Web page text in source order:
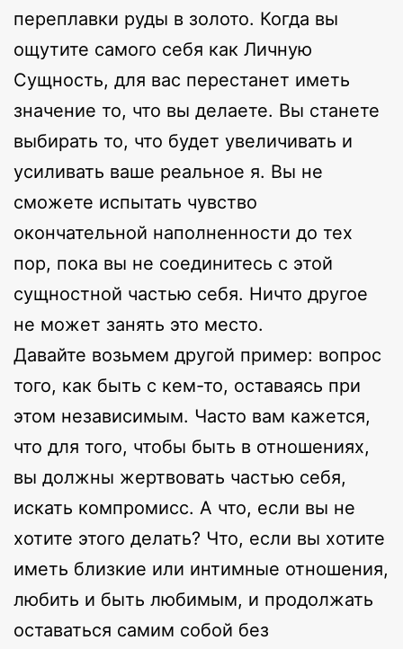
переплавки руды в золото. Когда вы
ощутите самого себя как Личную
Сущность, для вас перестанет иметь
значение то, что вы делаете. Вы станете
выбирать то, что будет увеличивать и
усиливать ваше реальное я. Вы не
сможете испытать чувство
окончательной наполненности до тех
пор, пока вы не соединитесь с этой
сущностной частью себя. Ничто другое
не может занять это место.
Давайте возьмем другой пример: вопрос
того, как быть с кем-то, оставаясь при
этом независимым. Часто вам кажется,
что для того, чтобы быть в отношениях,
вы должны жертвовать частью себя,
искать компромисс. А что, если вы не
хотите этого делать? Что, если вы хотите
иметь близкие или интимные отношения,
любить и быть любимым, и продолжать
оставаться самим собой без